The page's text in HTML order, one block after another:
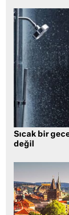
Sıcak bir
değil